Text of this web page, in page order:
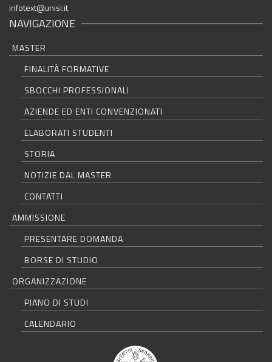
infotext@unisi.it
NAVIGAZIONE
MASTER
FINALITÀ FORMATIVE
SBOCCHI PROFESSIONALI
AZIENDE ED ENTI CONVENZIONATI
ELABORATI STUDENTI
STORIA
NOTIZIE DAL MASTER
CONTATTI
AMMISSIONE
PRESENTARE DOMANDA
BORSE DI STUDIO
ORGANIZZAZIONE
PIANO DI STUDI
CALENDARIO